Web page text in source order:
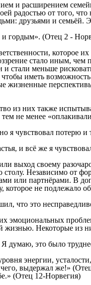
и расширением
радостью от того,
друзьями и семьёй.
и гордым». (Отец 2 -
которое
стало иным, чем
меньше
иметь
жизненные
из них также
менее
чувствовал потерю и
и всё же я
выход своему
столу. Независимо от
или партнёрами. В
не подлежало
что это
эмоциональных
жизнью. Некоторые
это было
энергии,
выдержал же!»
(Отец 12-Норвегия)